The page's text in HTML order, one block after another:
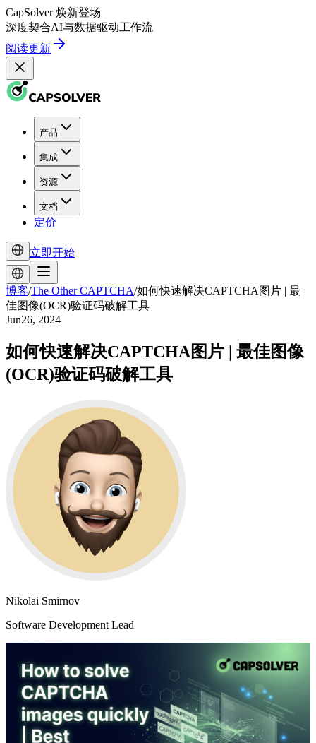
CapSolver 焕新登场
深度契合AI与数据驱动工作流
阅读更新
产品
集成
资源
文档
定价
立即开始
博客/The Other CAPTCHA/如何快速解决CAPTCHA图片 | 最
佳图像(OCR)验证码破解工具
Jun26, 2024
如何快速解决CAPTCHA图片 | 最佳图像
(OCR)验证码破解工具
Nikolai Smirnov
Software Development Lead